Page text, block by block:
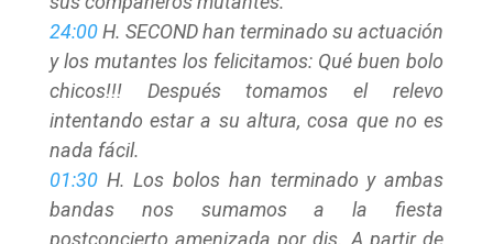
24:00H. SECOND han terminado su actuación
y los mutantes los felicitamos: Qué buen bolo
chicos!!! Después tomamos el relevo
intentando estar a su altura, cosa que no es
nada fácil.
01:30H. Los bolos han terminado y ambas
bandas nos sumamos a la fiesta
postconcierto amenizada por djs. A partir de